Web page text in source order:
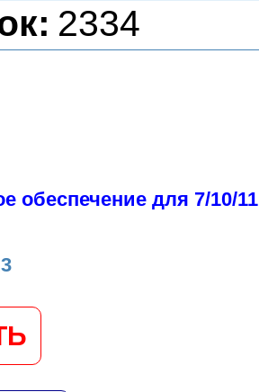
2334
обеспечение для 7/10/11